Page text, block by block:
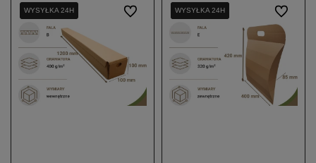
WYSYŁKA 24H
WYSYŁKA 24H Do ulubionychWYSYŁKA 24H
WYSYŁKA 24H
WYSYŁKA 24H Do